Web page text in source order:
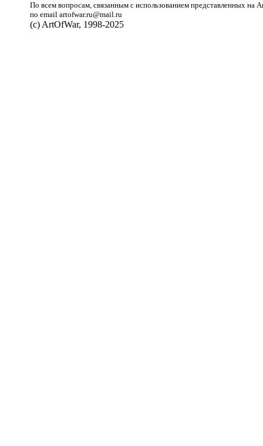
По всем вопросам, связанным с использованием представленных на
по email artofwar.ru@mail.ru
(с) ArtOfWar, 1998-2025